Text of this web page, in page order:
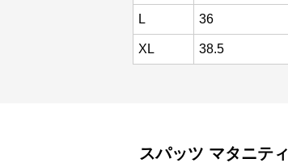
L 36
XL 38.5
スパッツ マタニティ